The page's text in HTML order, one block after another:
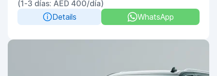
(1-3 días: AED 400/día)
Details
WhatsApp